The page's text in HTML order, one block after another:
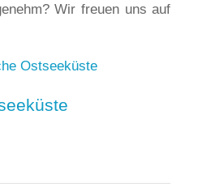
Wir freuen uns auf
Ostseeküste